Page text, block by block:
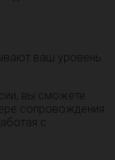
ваш уровень.
вы сможете
сопровождения
с